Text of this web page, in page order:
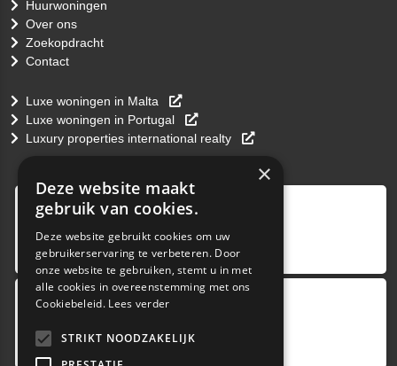
Huurwoningen
Over ons
Zoekopdracht
Contact
Luxe woningen in Malta
Luxe woningen in Portugal
Luxury properties international realty
provided by
5.0
×
Deze website maakt
gebruik van cookies.
Deze website gebruikt cookies om uw
gebruikerservaring te verbeteren. Door
onze website te gebruiken, stemt u in met
alle cookies in overeenstemming met ons
Cookiebeleid. Lees verder
STRIKT NOODZAKELIJK